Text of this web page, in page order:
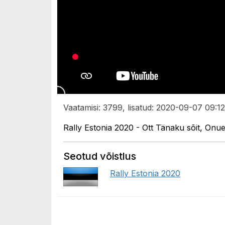
Vaatamisi: 3799, lisatud: 2020-09-07
Rally Estonia 2020 - Ott Tänaku sõit,
Seotud võistlus
Rally Estonia 2020